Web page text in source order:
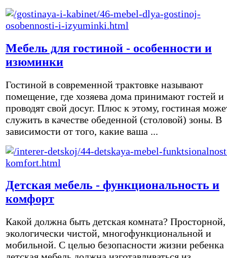
Мебель для гостиной - особенности и
изюминки
Гостиной в современной трактовке называют
помещение, где хозяева дома принимают гостей и
проводят свой досуг. Плюс к этому, гостиная
служить в качестве обеденной (столовой) зоны. В
зависимости от того, какие ваша ...
Детская мебель - функциональность и
комфорт
Какой должна быть детская комната? Просторной,
экологически чистой, многофункциональной и
мобильной. С целью безопасности жизни ребенка